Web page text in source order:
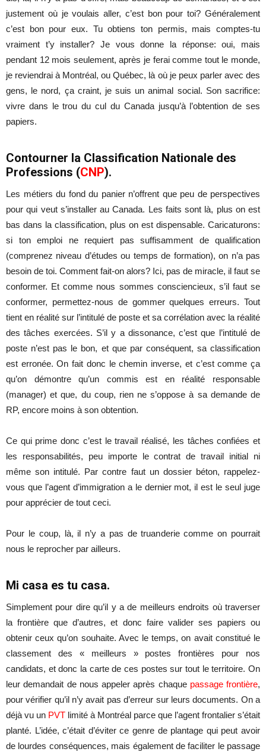
justement où je voulais aller, c’est bon pour toi? Généralement
c’est bon pour eux. Tu obtiens ton permis, mais comptes-tu
vraiment t’y installer? Je vous donne la réponse: oui, mais
pendant 12 mois seulement, après je ferai comme tout le monde,
je reviendrai à Montréal, ou Québec, là où je peux parler avec des
gens, le nord, ça craint, je suis un animal social. Son sacrifice:
vivre dans le trou du cul du Canada jusqu’à l’obtention de ses
papiers.
Contourner la Classification Nationale des
Professions (CNP).
Les métiers du fond du panier n’offrent que peu de perspectives
pour qui veut s’installer au Canada. Les faits sont là, plus on est
bas dans la classification, plus on est dispensable. Caricaturons:
si ton emploi ne requiert pas suffisamment de qualification
(comprenez niveau d’études ou temps de formation), on n’a pas
besoin de toi. Comment fait-on alors? Ici, pas de miracle, il faut se
conformer. Et comme nous sommes consciencieux, s’il faut se
conformer, permettez-nous de gommer quelques erreurs. Tout
tient en réalité sur l’intitulé de poste et sa corrélation avec la réalité
des tâches exercées. S’il y a dissonance, c’est que l’intitulé de
poste n’est pas le bon, et que par conséquent, sa classification
est erronée. On fait donc le chemin inverse, et c’est comme ça
qu’on démontre qu’un commis est en réalité responsable
(manager) et que, du coup, rien ne s’oppose à sa demande de
RP, encore moins à son obtention.
Ce qui prime donc c’est le travail réalisé, les tâches confiées et
les responsabilités, peu importe le contrat de travail initial ni
même son intitulé. Par contre faut un dossier béton, rappelez-
vous que l’agent d’immigration a le dernier mot, il est le seul juge
pour apprécier de tout ceci.
Pour le coup, là, il n’y a pas de truanderie comme on pourrait
nous le reprocher par ailleurs.
Mi casa es tu casa.
Simplement pour dire qu’il y a de meilleurs endroits où traverser
la frontière que d’autres, et donc faire valider ses papiers ou
obtenir ceux qu’on souhaite. Avec le temps, on avait constitué le
classement des « meilleurs » postes frontières pour nos
candidats, et donc la carte de ces postes sur tout le territoire. On
leur demandait de nous appeler après chaque passage frontière,
pour vérifier qu’il n’y avait pas d’erreur sur leurs documents. On a
déjà vu un PVT limité à Montréal parce que l’agent frontalier s’était
planté. L’idée, c’était d’éviter ce genre de plantage qui peut avoir
de lourdes conséquences, mais également de faciliter le passage